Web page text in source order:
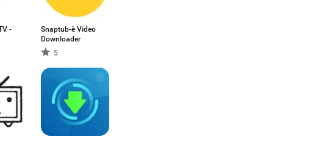
-
Snaptub-è Video
Downloader
5